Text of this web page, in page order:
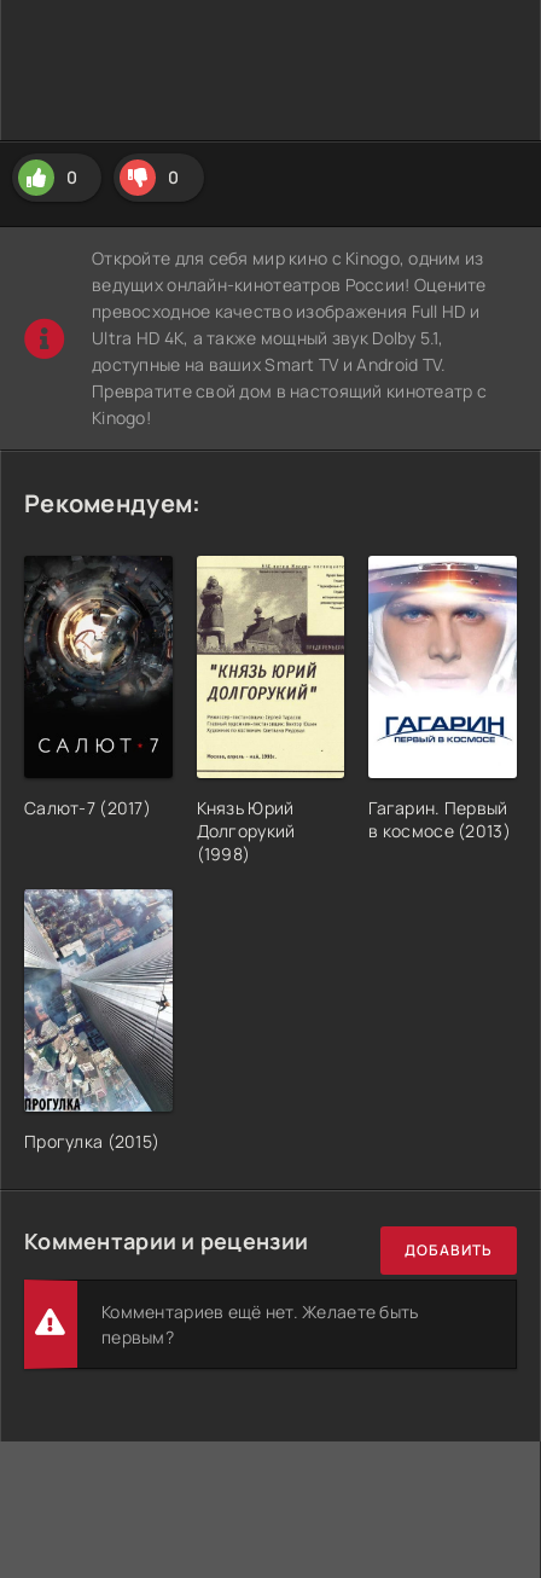
0 0
Откройте для себя мир кино с Kinogo, одним из
ведущих онлайн-кинотеатров России! Оцените
превосходное качество изображения Full HD и
Ultra HD 4K, а также мощный звук Dolby 5.1,
доступные на ваших Smart TV и Android TV.
Превратите свой дом в настоящий кинотеатр с
Kinogo!
Рекомендуем:
Салют-7 (2017)
Князь Юрий
Долгорукий
(1998)
Гагарин. Первый
в космосе (2013)
Прогулка (2015)
Комментарии и рецензии ДОБАВИТЬ
Комментариев ещё нет. Желаете быть
первым?